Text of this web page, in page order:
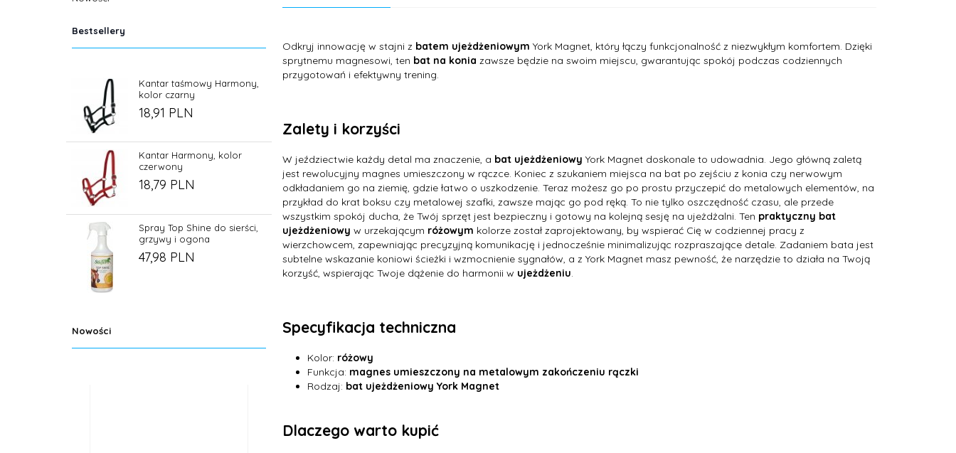
Bestsellery
Kantar taśmowy Harmony,
kolor czarny
18,91 PLN
Kantar Harmony, kolor
czerwony
18,79 PLN
Spray Top Shine do sierści,
grzywy i ogona
47,98 PLN
Nowości
Odkryj innowację w stajni z batem ujeżdżeniowym York Magnet, który łączy funkcjonalność z niezwykłym komfortem. Dzięki
sprytnemu magnesowi, ten bat na konia zawsze będzie na swoim miejscu, gwarantując spokój podczas codziennych
przygotowań i efektywny trening.
Zalety i korzyści
W jeździectwie każdy detal ma znaczenie, a bat ujeżdżeniowy York Magnet doskonale to udowadnia. Jego główną zaletą
jest rewolucyjny magnes umieszczony w rączce. Koniec z szukaniem miejsca na bat po zejściu z konia czy nerwowym
odkładaniem go na ziemię, gdzie łatwo o uszkodzenie. Teraz możesz go po prostu przyczepić do metalowych elementów, na
przykład do krat boksu czy metalowej szafki, zawsze mając go pod ręką. To nie tylko oszczędność czasu, ale przede
wszystkim spokój ducha, że Twój sprzęt jest bezpieczny i gotowy na kolejną sesję na ujeżdżalni. Ten praktyczny bat
ujeżdżeniowy w urzekającym różowym kolorze został zaprojektowany, by wspierać Cię w codziennej pracy z
wierzchowcem, zapewniając precyzyjną komunikację i jednocześnie minimalizując rozpraszające detale. Zadaniem bata jest
subtelne wskazanie koniowi ścieżki i wzmocnienie sygnałów, a z York Magnet masz pewność, że narzędzie to działa na Twoją
korzyść, wspierając Twoje dążenie do harmonii w ujeżdżeniu.
Specyfikacja techniczna
Kolor: różowy
Funkcja: magnes umieszczony na metalowym zakończeniu rączki
Rodzaj: bat ujeżdżeniowy York Magnet
Dlaczego warto kupić